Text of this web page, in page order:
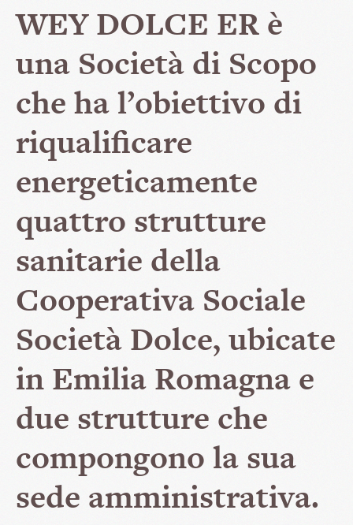
WEY DOLCE ER è
una Società di Scopo
che ha l’obiettivo di
riqualificare
energeticamente
quattro strutture
sanitarie della
Cooperativa Sociale
Società Dolce, ubicate
in Emilia Romagna e
due strutture che
compongono la sua
sede amministrativa.